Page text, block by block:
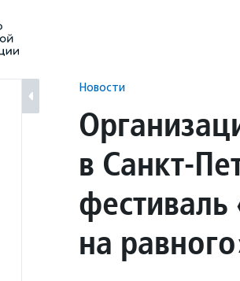
Новости
в Санкт-
на